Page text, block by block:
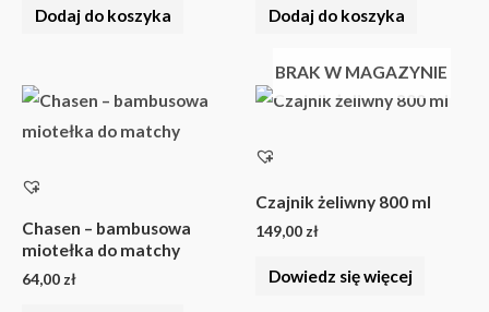
Dodaj do koszyka Dodaj do koszyka
Chasen – bambusowa
miotełka do matchy
64,00 zł
BRAK W MAGAZYNIE
Czajnik żeliwny 800 ml
149,00 zł
Dowiedz się więcej